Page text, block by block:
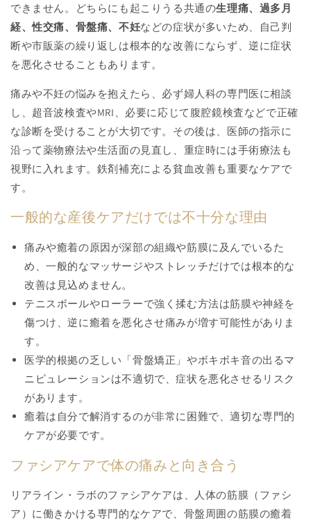
できません。どちらにも起こりうる共通の生理痛、過多月
経、性交痛、骨盤痛、不妊などの症状が多いため、自己判
断や市販薬の繰り返しは根本的な改善にならず、逆に症状
を悪化させることもあります。
痛みや不妊の悩みを抱えたら、必ず婦人科の専門医に相談
し、超音波検査やMRI、必要に応じて腹腔鏡検査などで正確
な診断を受けることが大切です。その後は、医師の指示に
沿って薬物療法や生活面の見直し、重症時には手術療法も
視野に入れます。鉄剤補充による貧血改善も重要なケアで
す。
一般的な産後ケアだけでは不十分な理由
痛みや癒着の原因が深部の組織や筋膜に及んでいるた
め、一般的なマッサージやストレッチだけでは根本的な
改善は見込めません。
テニスボールやローラーで強く揉む方法は筋膜や神経を
傷つけ、逆に癒着を悪化させ痛みが増す可能性がありま
す。
医学的根拠の乏しい「骨盤矯正」やボキボキ音の出るマ
ニピュレーションは不適切で、症状を悪化させるリスク
があります。
癒着は自分で解消するのが非常に困難で、適切な専門的
ケアが必要です。
ファシアケアで体の痛みと向き合う
リアライン・ラボのファシアケアは、人体の筋膜（ファシ
ア）に働きかける専門的なケアで、骨盤周囲の筋膜の癒着